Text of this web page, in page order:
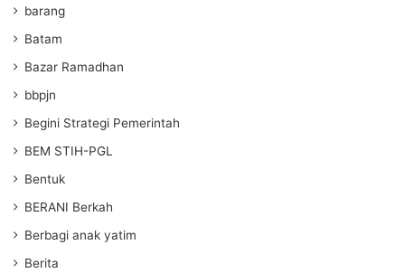
barang
Batam
Bazar Ramadhan
bbpjn
Begini Strategi Pemerintah
BEM STIH-PGL
Bentuk
BERANI Berkah
Berbagi anak yatim
Berita